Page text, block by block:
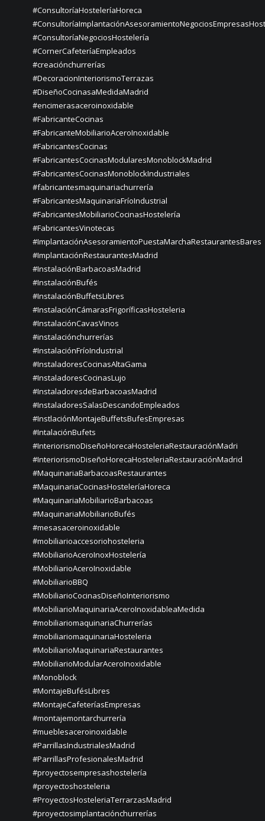
#ConsultoríaHosteleríaHoreca
#ConsultoríaNegociosHostelería
#CornerCafeteríaEmpleados
#creaciónchurrerías
#DecoracionInteriorismoTerrazas
#DiseñoCocinasaMedidaMadrid
#encimerasaceroinoxidable
#FabricanteCocinas
#FabricanteMobiliarioAceroInoxidable
#FabricantesCocinas
#FabricantesCocinasModularesMonoblockMadrid
#FabricantesCocinasMonoblockIndustriales
#fabricantesmaquinariachurrería
#FabricantesMaquinariaFríoIndustrial
#FabricantesMobiliarioCocinasHostelería
#FabricantesVinotecas
#ImplantaciónAsesoramientoPuestaMarchaRestaurantesBares
#ImplantaciónRestaurantesMadrid
#InstalaciónBarbacoasMadrid
#InstalaciónBufés
#InstalaciónBuffetsLibres
#InstalaciónCámarasFrigoríficasHosteleria
#InstalaciónCavasVinos
#instalaciónchurrerías
#InstalaciónFríoIndustrial
#InstaladoresCocinasAltaGama
#InstaladoresCocinasLujo
#InstaladoresdeBarbacoasMadrid
#InstaladoresSalasDescandoEmpleados
#InstlaciónMontajeBuffetsBufesEmpresas
#IntalaciónBufets
#InteriorismoDiseñoHorecaHosteleriaRestauraciónMadri
#InteriorismoDiseñoHorecaHosteleriaRestauraciónMadrid
#MaquinariaBarbacoasRestaurantes
#MaquinariaCocinasHosteleríaHoreca
#MaquinariaMobiliarioBarbacoas
#MaquinariaMobiliarioBufés
#mesasaceroinoxidable
#mobiliarioaccesoriohosteleria
#MobiliarioAceroInoxHostelería
#MobiliarioAceroInoxidable
#MobiliarioBBQ
#MobiliarioCocinasDiseñoInteriorismo
#MobiliarioMaquinariaAceroInoxidableaMedida
#mobiliariomaquinariaChurrerías
#mobiliariomaquinariaHosteleria
#MobiliarioMaquinariaRestaurantes
#MobiliarioModularAceroInoxidable
#Monoblock
#MontajeBufésLibres
#MontajeCafeteríasEmpresas
#montajemontarchurrería
#mueblesaceroinoxidable
#ParrillasIndustrialesMadrid
#ParrillasProfesionalesMadrid
#proyectosempresashostelería
#proyectoshosteleria
#ProyectosHosteleriaTerrarzasMadrid
#proyectosimplantaciónchurrerías